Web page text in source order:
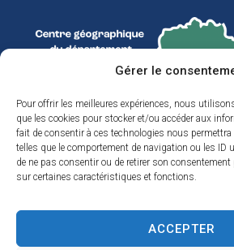
Gérer le
Pour offrir les meilleures expériences, nous
que les cookies pour stocker et/ou accéder aux
fait de consentir à ces technologies nous permettra
telles que le comportement de navigation ou les ID
de ne pas consentir ou de retirer son
sur certaines caractéristiques et fonctions.
ACCEPTER